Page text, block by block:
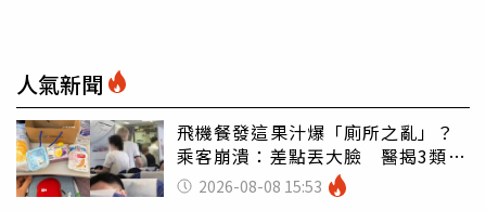
人氣新聞
飛機餐發這果汁爆「廁所之亂」？
乘客崩潰：差點丟大臉 醫揭3類人
別亂喝
2026-08-08 15:53